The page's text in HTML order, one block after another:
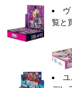
覧と
ユ